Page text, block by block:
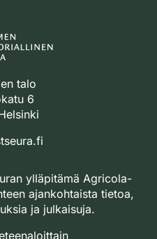
talo
6
ylläpitämä Agricola-
ajankohtaista tietoa,
ja julkaisuja.